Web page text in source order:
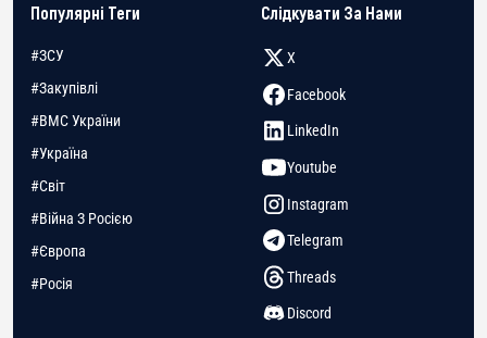
Популярні Теги
#ЗСУ
#Закупівлі
#ВМС України
#Україна
#Світ
#Війна З Росією
#Європа
#Росія
Слідкувати За Нами
X
Facebook
LinkedIn
Youtube
Instagram
Telegram
Threads
Discord